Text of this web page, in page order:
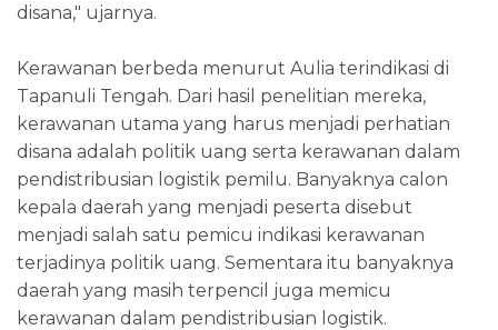
disana," ujarnya.
Kerawanan berbeda menurut Aulia terindikasi di
Tapanuli Tengah. Dari hasil penelitian mereka,
kerawanan utama yang harus menjadi perhatian
disana adalah politik uang serta kerawanan dalam
pendistribusian logistik pemilu. Banyaknya calon
kepala daerah yang menjadi peserta disebut
menjadi salah satu pemicu indikasi kerawanan
terjadinya politik uang. Sementara itu banyaknya
daerah yang masih terpencil juga memicu
kerawanan dalam pendistribusian logistik.